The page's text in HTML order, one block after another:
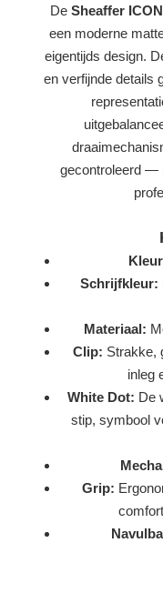
De Sheaffer
een moderne
eigentijds design.
en verfijnde details
gecontroleerd —
Schrijfkleur:
Materiaal:
Clip: Strakke,
inleg
White Dot: De
stip, symbool
Grip: